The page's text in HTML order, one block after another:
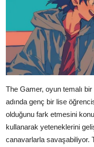
The Gamer, oyun temalı
adında genç bir lise
olduğunu fark etmesini
kullanarak yeteneklerini
canavarlarla savaşabiliyor.